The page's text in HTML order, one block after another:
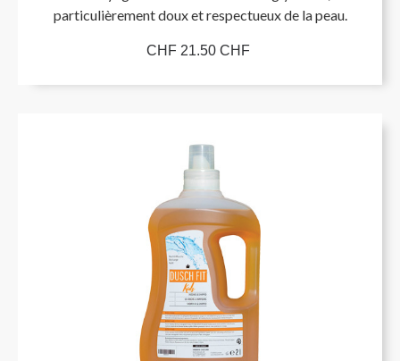
particulièrement doux et respectueux de la peau.
CHF 21.50 CHF